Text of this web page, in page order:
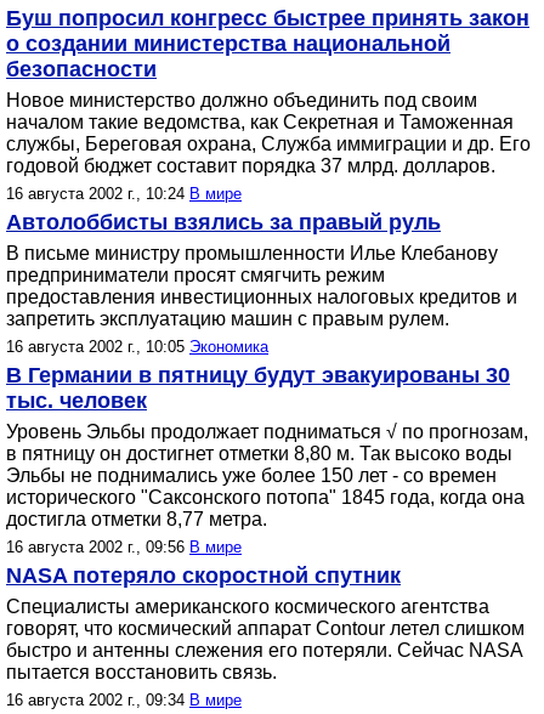
Буш попросил конгресс быстрее принять закон
о создании министерства национальной
безопасности
Новое министерство должно объединить под своим
началом такие ведомства, как Секретная и Таможенная
службы, Береговая охрана, Служба иммиграции и др. Его
годовой бюджет составит порядка 37 млрд. долларов.
16 августа 2002 г., 10:24 В мире
Автолоббисты взялись за правый руль
В письме министру промышленности Илье Клебанову
предприниматели просят смягчить режим
предоставления инвестиционных налоговых кредитов и
запретить эксплуатацию машин с правым рулем.
16 августа 2002 г., 10:05 Экономика
В Германии в пятницу будут эвакуированы 30
тыс. человек
Уровень Эльбы продолжает подниматься √ по прогнозам,
в пятницу он достигнет отметки 8,80 м. Так высоко воды
Эльбы не поднимались уже более 150 лет - со времен
исторического "Саксонского потопа" 1845 года, когда она
достигла отметки 8,77 метра.
16 августа 2002 г., 09:56 В мире
NASA потеряло скоростной спутник
Специалисты американского космического агентства
говорят, что космический аппарат Contour летел слишком
быстро и антенны слежения его потеряли. Сейчас NASA
пытается восстановить связь.
16 августа 2002 г., 09:34 В мире